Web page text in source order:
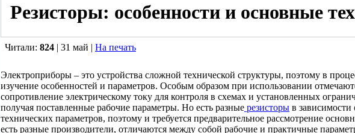
Резисторы: особенности и основные
Читали: 824 | 31 май | На печать
Электроприборы – это устройства сложной технической структуры, поэтому в
изучение особенностей и параметров. Особым образом при использовании
сопротивление электрическому току для контроля в схемах и установленных
получая поставленные рабочие параметры. Но есть разные резисторы в
технических параметров, поэтому и требуется предварительное рассмотрение
есть разные производители, отличаются между собой рабочие и практичные